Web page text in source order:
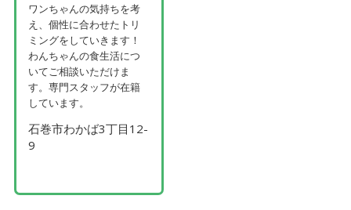
ワンちゃんの気持ちを考
え、個性に合わせたトリ
ミングをしていきます！
わんちゃんの食生活につ
いてご相談いただけま
す。専門スタッフが在籍
しています。
石巻市わかば3丁目12-
9